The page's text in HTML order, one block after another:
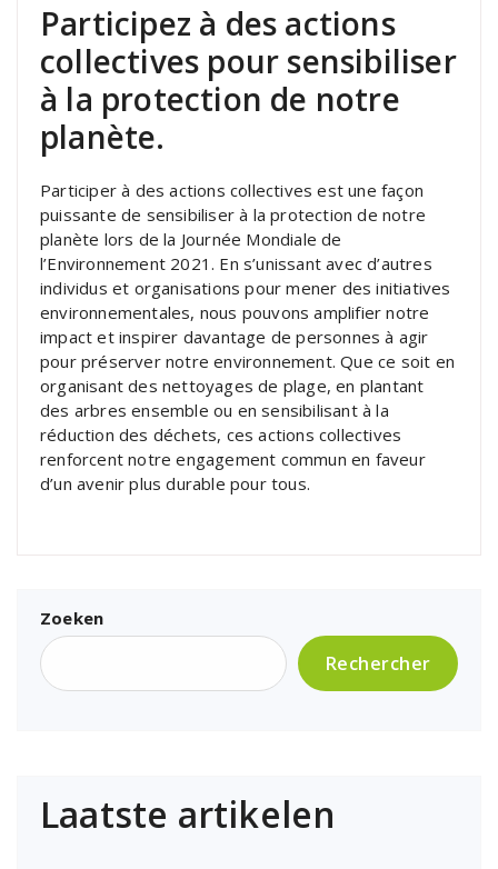
Participez à des actions
collectives pour sensibiliser
à la protection de notre
planète.
Participer à des actions collectives est une façon
puissante de sensibiliser à la protection de notre
planète lors de la Journée Mondiale de
l’Environnement 2021. En s’unissant avec d’autres
individus et organisations pour mener des initiatives
environnementales, nous pouvons amplifier notre
impact et inspirer davantage de personnes à agir
pour préserver notre environnement. Que ce soit en
organisant des nettoyages de plage, en plantant
des arbres ensemble ou en sensibilisant à la
réduction des déchets, ces actions collectives
renforcent notre engagement commun en faveur
d’un avenir plus durable pour tous.
Zoeken
Rechercher
Laatste artikelen